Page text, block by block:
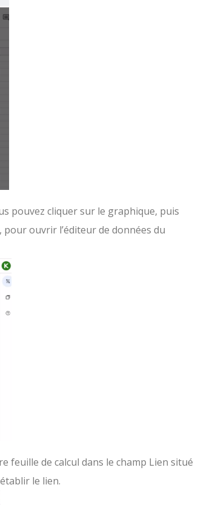
pouvez cliquer sur le graphique, puis
ouvrir l’éditeur de données du
feuille de calcul dans le champ Lien situé
le lien.